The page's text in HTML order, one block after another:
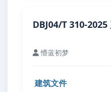
DBJ04/T 310-
懵蓝初梦
建筑文件